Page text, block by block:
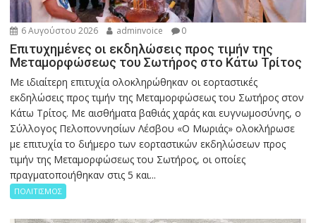
6 Αυγούστου 2026 adminvoice 0
Επιτυχημένες οι εκδηλώσεις προς τιμήν της
Μεταμορφώσεως του Σωτήρος στο Κάτω Τρίτος
Με ιδιαίτερη επιτυχία ολοκληρώθηκαν οι εορταστικές
εκδηλώσεις προς τιμήν της Μεταμορφώσεως του Σωτήρος στον
Κάτω Τρίτος. Με αισθήματα βαθιάς χαράς και ευγνωμοσύνης, ο
Σύλλογος Πελοποννησίων Λέσβου «Ο Μωριάς» ολοκλήρωσε
με επιτυχία το διήμερο των εορταστικών εκδηλώσεων προς
τιμήν της Μεταμορφώσεως του Σωτήρος, οι οποίες
πραγματοποιήθηκαν στις 5 και...
ΠΟΛΙΤΙΣΜΟΣ